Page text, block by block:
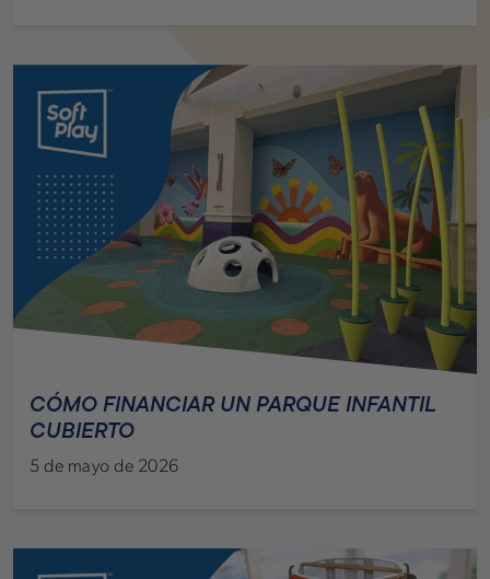
CÓMO FINANCIAR UN PARQUE INFANTIL
CUBIERTO
5 de mayo de 2026